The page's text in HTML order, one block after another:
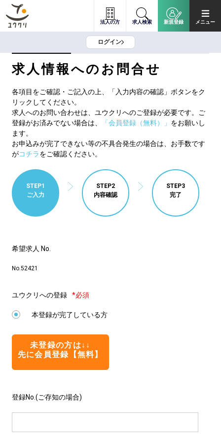
法人の方 求人検索 新規登録 メニュー
ログイン
求人情報へのお問合せ
各項目をご確認・ご記入の上、「入力内容の確認」ボタンをク
リックしてください。
求人へのお問い合わせは、ユウクリへのご登録が必要です。ご
登録がお済みでない場合は、
「会員登録（無料）」 をお願いし
ます。
お申込みが完了できない等の不具合発生の場合は、お手数です
がコチラをご確認ください。
STEP1
ご入力
STEP2
内容確認
STEP3
完了
希望求人 No.
No.52421
ユウクリへの登録 *必須
本登録が完了している方
未登録の方は↓↓
先に会員登録【無料】
登録No.(ご存知の場合)